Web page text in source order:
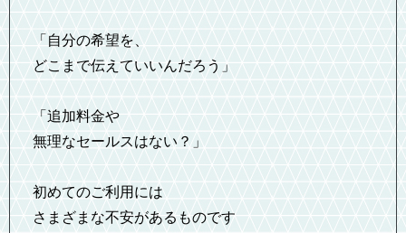
「自分の希望を、
どこまで伝えていいんだろう」
「追加料金や
無理なセールスはない？」
初めてのご利用には
さまざまな不安があるものです